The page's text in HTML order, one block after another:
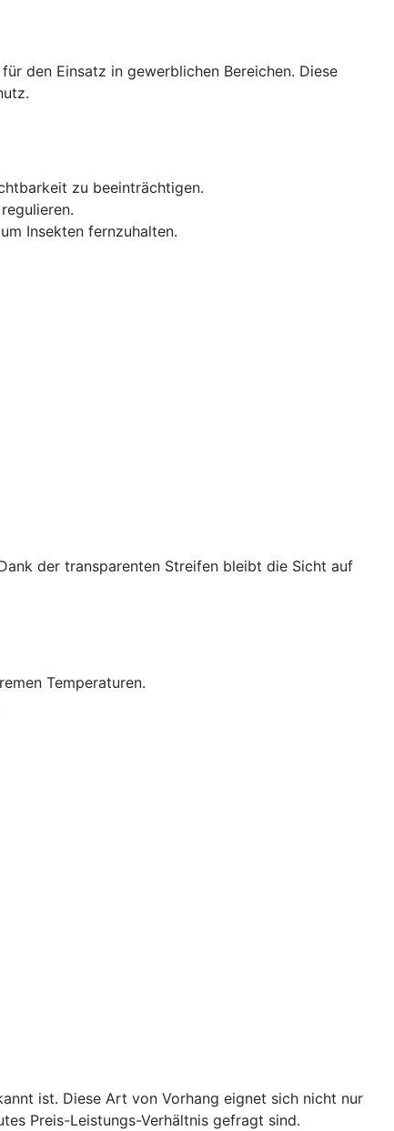
den Einsatz in gewerblichen Bereichen. Diese
zu beeinträchtigen.
Insekten fernzuhalten.
der transparenten Streifen bleibt die Sicht auf
Temperaturen.
ist. Diese Art von Vorhang eignet sich nicht nur
Preis-Leistungs-Verhältnis gefragt sind.